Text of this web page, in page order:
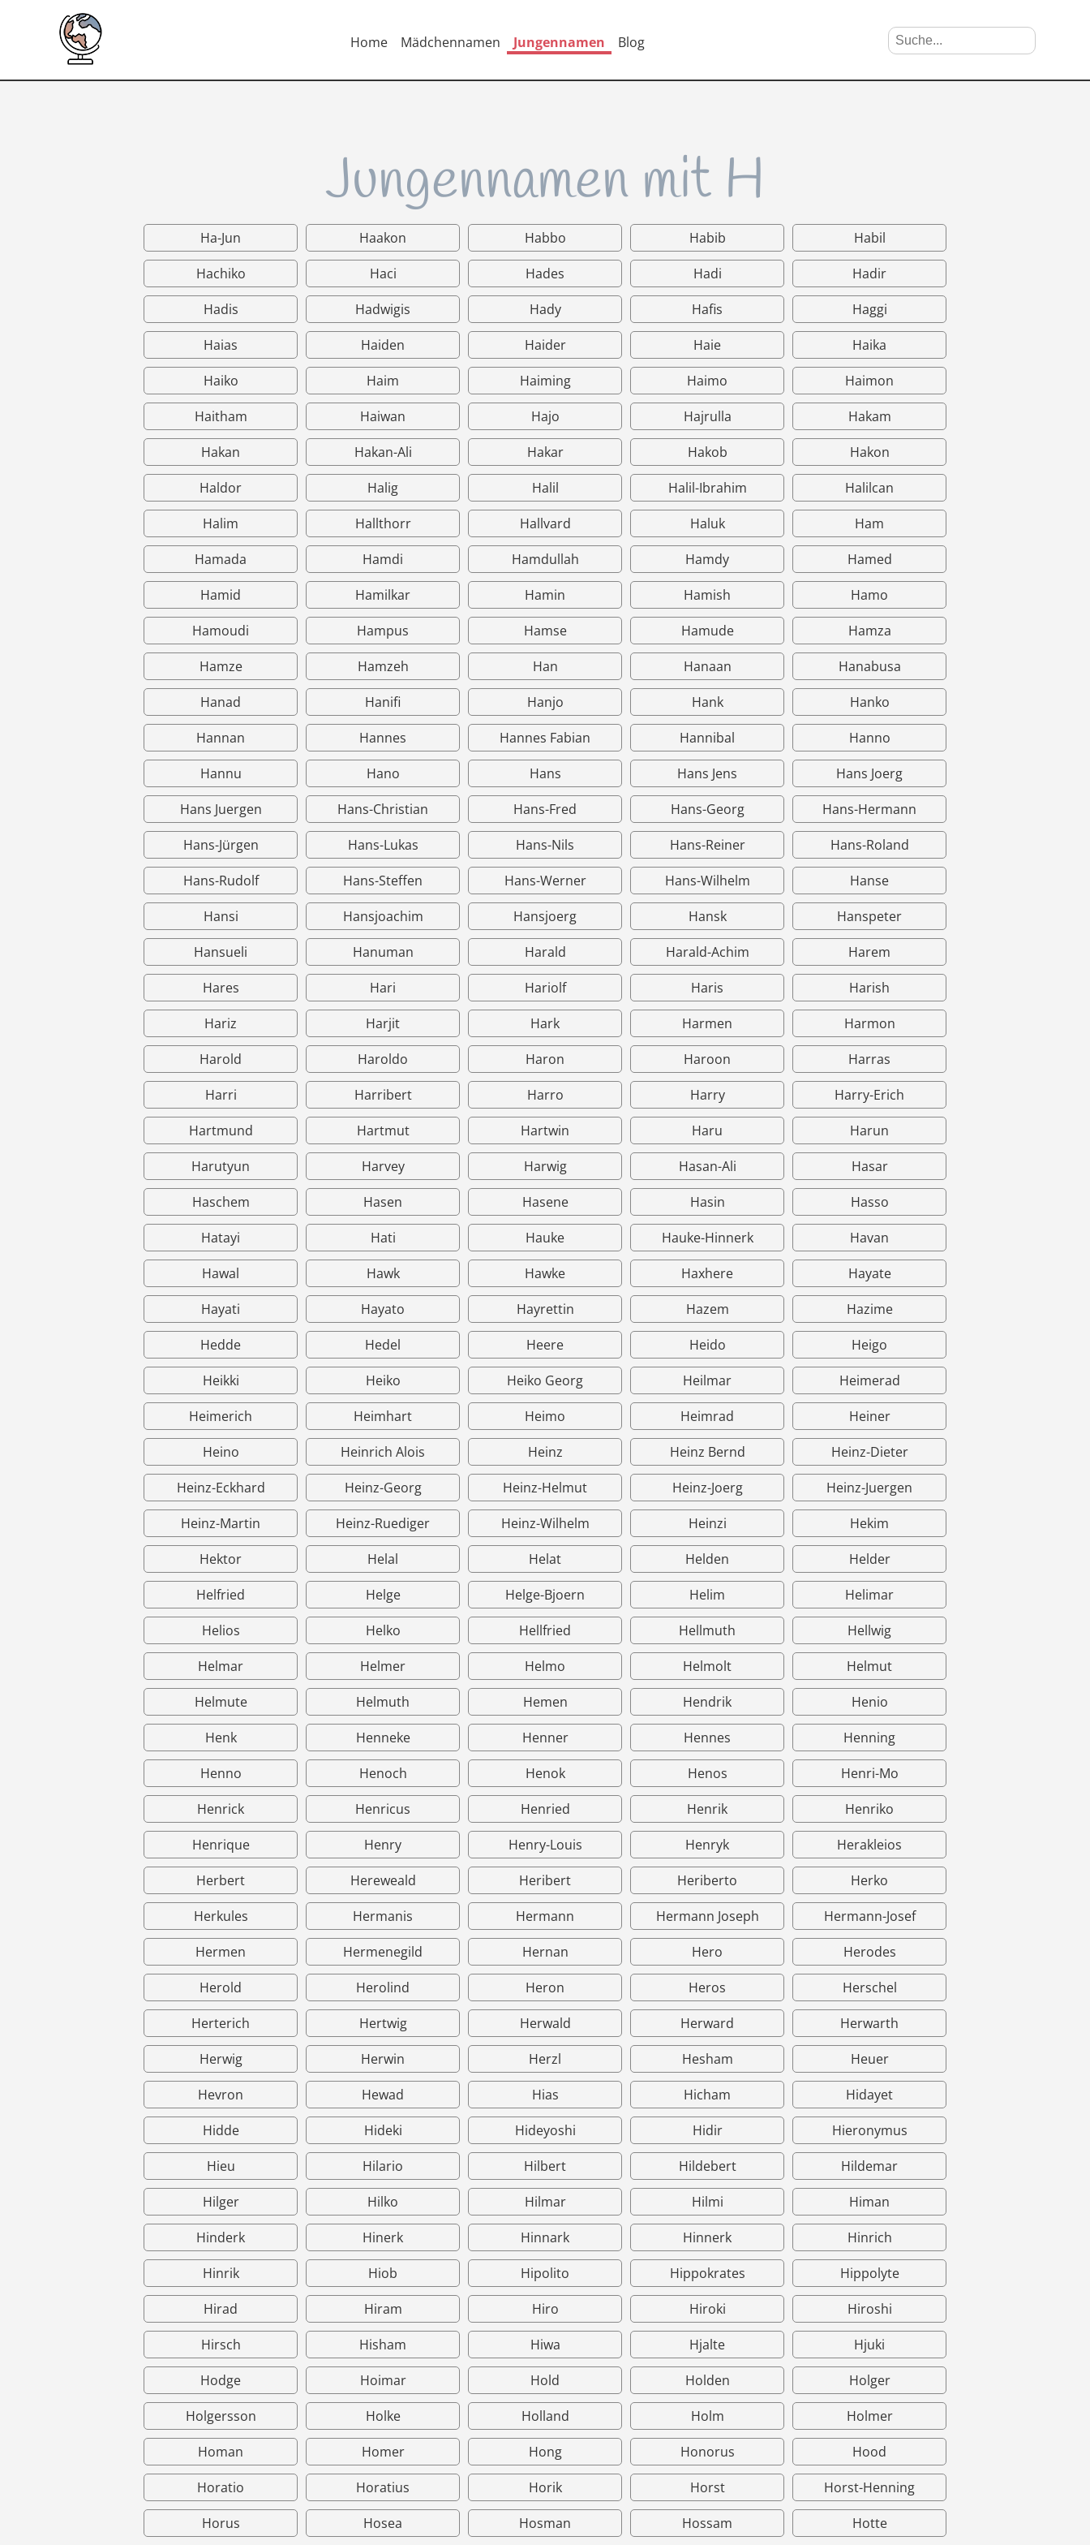
Home Mädchennamen Jungennamen Blog Suche nach Vornamen Search
Jungennamen mit H
Ha-Jun Haakon Habbo Habib
Habil
Hachiko
Haci Hades Hadi
Hadir
Hadis
Hadwigis Hady Hafis
Haggi
Haias
Haiden Haider Haie
Haika
Haiko
Haim Haiming Haimo
Haimon
Haitham
Haiwan Hajo Hajrulla
Hakam
Hakan
Hakan-Ali Hakar Hakob
Hakon
Haldor
Halig Halil Halil-Ibrahim
Halilcan
Halim
Hallthorr Hallvard Haluk
Ham
Hamada
Hamdi Hamdullah Hamdy
Hamed
Hamid
Hamilkar Hamin Hamish
Hamo
Hamoudi
Hampus Hamse Hamude
Hamza
Hamze
Hamzeh Han Hanaan
Hanabusa
Hanad
Hanifi Hanjo Hank
Hanko
Hannan
Hannes Hannes Fabian Hannibal
Hanno
Hannu
Hano Hans Hans Jens
Hans Joerg
Hans Juergen
Hans-Christian Hans-Fred Hans-Georg
Hans-Hermann
Hans-Jürgen
Hans-Lukas Hans-Nils Hans-Reiner
Hans-Roland
Hans-Rudolf
Hans-Steffen Hans-Werner Hans-Wilhelm
Hanse
Hansi
Hansjoachim Hansjoerg Hansk
Hanspeter
Hansueli
Hanuman Harald Harald-Achim
Harem
Hares
Hari Hariolf Haris
Harish
Hariz
Harjit Hark Harmen
Harmon
Harold
Haroldo Haron Haroon
Harras
Harri
Harribert Harro Harry
Harry-Erich
Hartmund
Hartmut Hartwin Haru
Harun
Harutyun
Harvey Harwig Hasan-Ali
Hasar
Haschem
Hasen Hasene Hasin
Hasso
Hatayi
Hati Hauke Hauke-Hinnerk
Havan
Hawal
Hawk Hawke Haxhere
Hayate
Hayati
Hayato Hayrettin Hazem
Hazime
Hedde
Hedel Heere Heido
Heigo
Heikki
Heiko Heiko Georg Heilmar
Heimerad
Heimerich
Heimhart Heimo Heimrad
Heiner
Heino
Heinrich Alois Heinz Heinz Bernd
Heinz-Dieter
Heinz-Eckhard
Heinz-Georg Heinz-Helmut Heinz-Joerg
Heinz-Juergen
Heinz-Martin
Heinz-Ruediger Heinz-Wilhelm Heinzi
Hekim
Hektor
Helal Helat Helden
Helder
Helfried
Helge Helge-Bjoern Helim
Helimar
Helios
Helko Hellfried Hellmuth
Hellwig
Helmar
Helmer Helmo Helmolt
Helmut
Helmute
Helmuth Hemen Hendrik
Henio
Henk
Henneke Henner Hennes
Henning
Henno
Henoch Henok Henos
Henri-Mo
Henrick
Henricus Henried Henrik
Henriko
Henrique
Henry Henry-Louis Henryk
Herakleios
Herbert
Hereweald Heribert Heriberto
Herko
Herkules
Hermanis Hermann Hermann Joseph
Hermann-Josef
Hermen
Hermenegild Hernan Hero
Herodes
Herold
Herolind Heron Heros
Herschel
Herterich
Hertwig Herwald Herward
Herwarth
Herwig
Herwin Herzl Hesham
Heuer
Hevron
Hewad Hias Hicham
Hidayet
Hidde
Hideki Hideyoshi Hidir
Hieronymus
Hieu
Hilario Hilbert Hildebert
Hildemar
Hilger
Hilko Hilmar Hilmi
Himan
Hinderk
Hinerk Hinnark Hinnerk
Hinrich
Hinrik
Hiob Hipolito Hippokrates
Hippolyte
Hirad
Hiram Hiro Hiroki
Hiroshi
Hirsch
Hisham Hiwa Hjalte
Hjuki
Hodge
Hoimar Hold Holden
Holger
Holgersson
Holke Holland Holm
Holmer
Homan
Homer Hong Honorus
Hood
Horatio
Horatius Horik Horst
Horst-Henning
Horus
Hosea Hosman Hossam Hotte